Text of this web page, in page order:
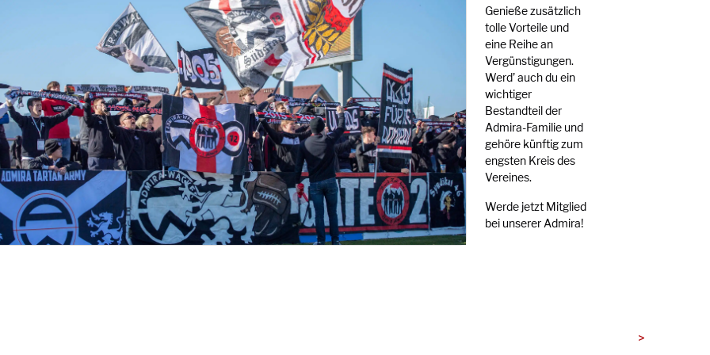
Genieße zusätzlich
tolle Vorteile und
eine Reihe an
Vergünstigungen.
Werd’ auch du ein
wichtiger
Bestandteil der
Admira-Familie und
gehöre künftig zum
engsten Kreis des
Vereines.
Werde jetzt Mitglied
bei unserer Admira!
>